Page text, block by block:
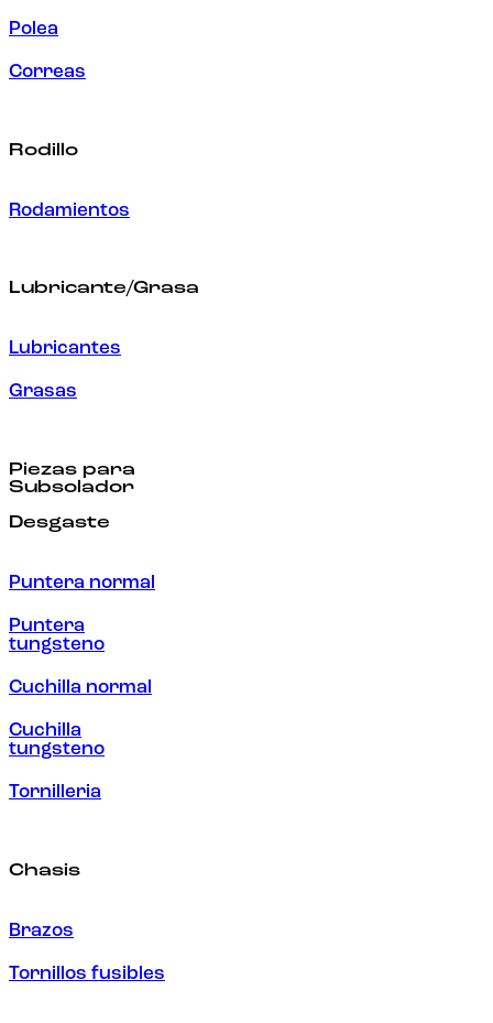
Polea
Correas
Rodillo
Rodamientos
Lubricante/Grasa
Lubricantes
Grasas
Piezas para
Subsolador
Desgaste
Puntera normal
Puntera
tungsteno
Cuchilla normal
Cuchilla
tungsteno
Tornilleria
Chasis
Brazos
Tornillos fusibles